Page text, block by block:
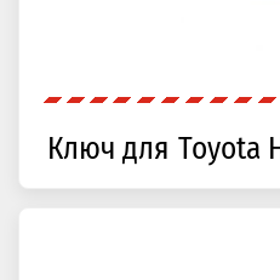
Ключ для Toyota